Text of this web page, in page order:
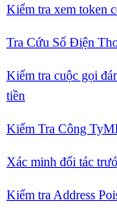
Kiểm tra xem token
Tra Cứu Số Điện
Kiểm tra cuộc gọi
tiền
Kiểm Tra Công Ty
Xác minh đối tác
Kiểm tra Address